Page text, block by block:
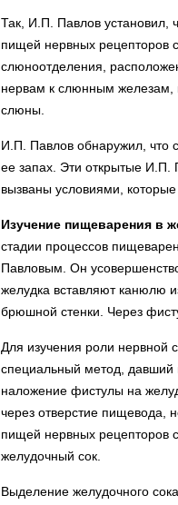
Так, И.П. Павлов установил,
пищей нервных рецепторов
слюноотделения,
нервам к слюнным железам,
слюны.
И.П. Павлов обнаружил, что
ее запах. Эти открытые
вызваны условиями,
Изучение пищеварения в
стадии процессов
Павловым. Он
желудка вставляют канюлю
брюшной стенки. Через
Для изучения роли нервной
специальный метод, давший
наложение фистулы на
через отверстие пищевода,
пищей нервных рецепторов
желудочный сок.
Выделение желудочного